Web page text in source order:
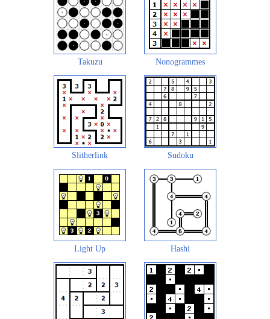
Takuzu Nonogrammes
Slitherlink Sudoku
Light Up Hashi